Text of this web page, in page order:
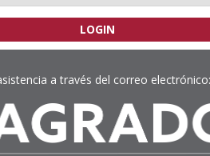
a través del correo electrónico: